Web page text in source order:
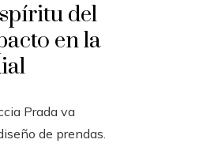
del
en la
Prada va
de prendas.